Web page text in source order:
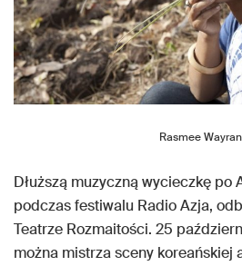
Rasmee
Dłuższą muzyczną wycieczkę po
podczas festiwalu Radio Azja,
Teatrze Rozmaitości. 25
można mistrza sceny koreańskiej